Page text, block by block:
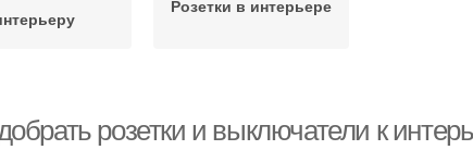
Розетки в интерьере
розетки и выключатели к